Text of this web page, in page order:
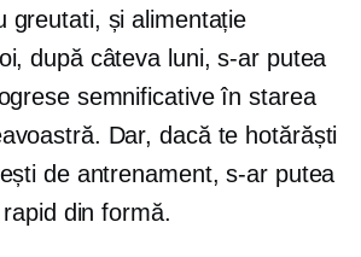
greutati, și alimentație
după câteva luni, s-ar putea
semnificative în starea
Dar, dacă te hotărăști
de antrenament, s-ar putea
din formă.